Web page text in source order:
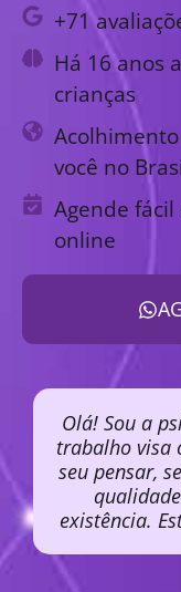
+71
Há 16 anos
crianças
você no
Agende
online
Olá! Sou a
trabalho visa
seu pensar,
existência.